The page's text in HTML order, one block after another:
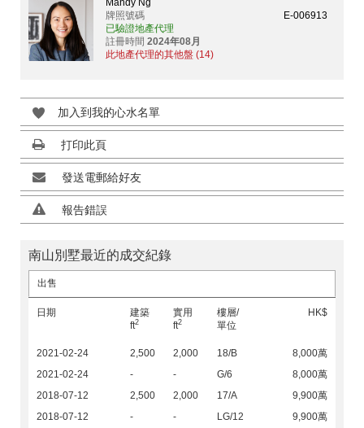
牌照號碼
E-006913
已驗證地產代理
註冊時間 2024年08月
此地產代理的其他盤 (14)
加入到我的心水名單
打印此頁
發送電郵給好友
報告錯誤
南山別墅最近的成交紀錄
出售
日期
建築
ft2
實用
ft2
樓層/
單位
HK$
2021-02-24 2,500 2,000 18/B
8,000萬
2021-02-24
- - G/6
8,000萬
2018-07-12
2,500 2,000 17/A
9,900萬
2018-07-12
- - LG/12
9,900萬